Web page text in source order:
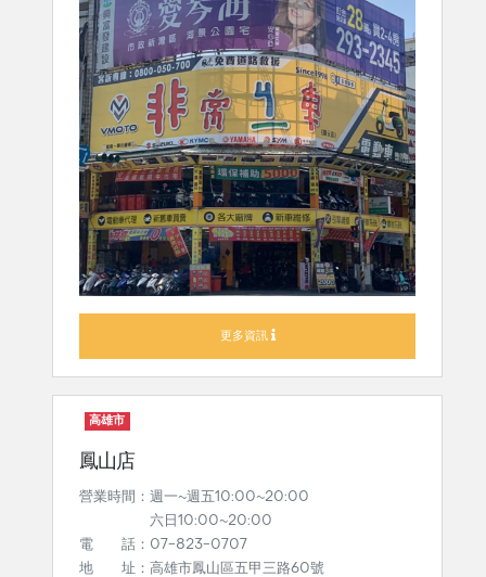
更多資訊
高雄市
鳳山店
營業時間：週一~週五10:00~20:00
六日10:00~20:00
電 話：07-823-0707
地 址：高雄市鳳山區五甲三路60號